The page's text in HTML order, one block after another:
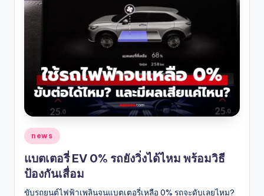
Posted
in
news
แบตเตอรี่ EV 0% รถยังวิ่งได้ไหม พร้อมวิธี
ป้องกันเสื่อม
ขับรถยนต์ไฟฟ้าเพลินจนแบตเตอรี่เหลือ 0% รถจะดับเลยไหม?